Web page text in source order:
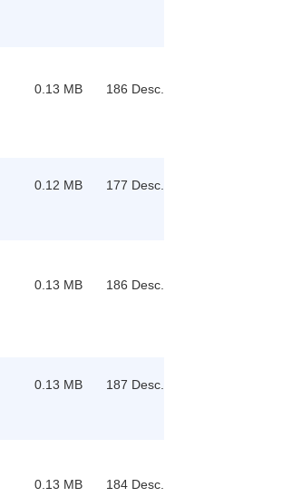
0.13 MB
186 Desc.
0.12 MB
177 Desc.
0.13 MB
186 Desc.
0.13 MB
187 Desc.
0.13 MB
184 Desc.